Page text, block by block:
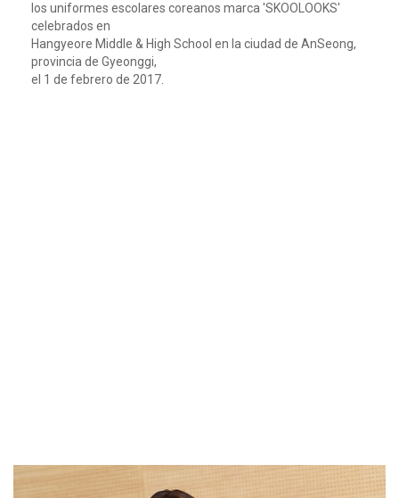
los uniformes escolares coreanos marca 'SKOOLOOKS'
celebrados en
Hangyeore Middle & High School en la ciudad de AnSeong,
provincia de Gyeonggi,
el 1 de febrero de 2017.